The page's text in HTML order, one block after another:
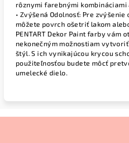
rôznymi farebnými kombináciami
• Zvýšená Odolnosť: Pre
môžete povrch ošetriť lakom
PENTART Dekor Paint farby vám
nekonečným možnostiam
štýl. S ich vynikajúcou krycou
použiteľnosťou budete môcť
umelecké dielo.